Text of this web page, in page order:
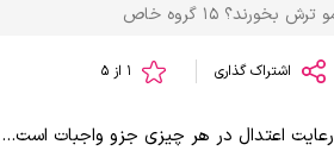
15 گروه خاص
اشتراک گذاری
رعایت اعتدال در هر چیزی جزو واجبات